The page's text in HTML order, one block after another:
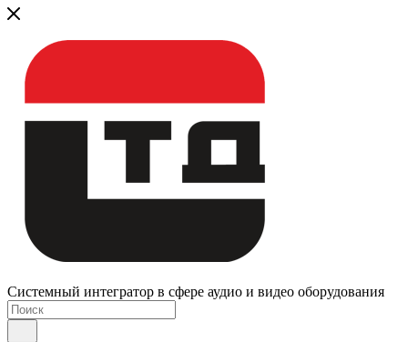
Системный интегратор в сфере аудио и видео оборудования